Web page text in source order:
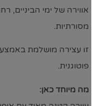
אווירה של ימי הביניים,
מסורתיות.
זו עצירה מושלמת באמצע
פוטוגנית.
מה מיוחד כאן: